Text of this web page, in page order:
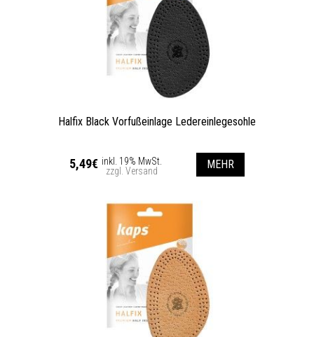
Halfix Black Vorfußeinlage Ledereinlegesohle
5,49€ inkl. 19% MwSt.
zzgl. Versand
MEHR